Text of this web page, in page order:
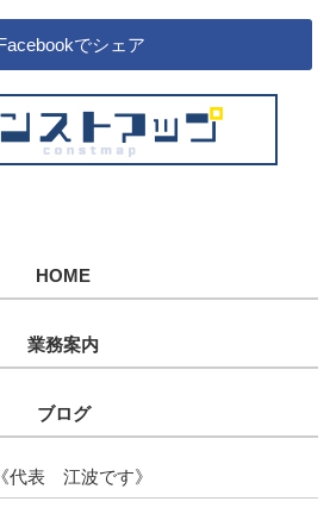
でシェア
HOME
業務案内
ブログ
《代表 江波です》